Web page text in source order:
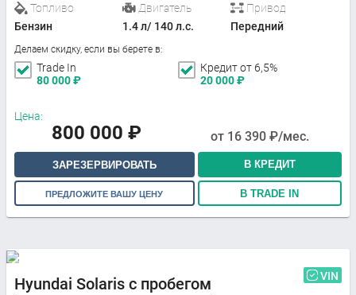
Топливо
Бензин
Двигатель
1.4 л/ 140 л.с.
Привод
Передний
Делаем скидку, если вы берете в:
Trade In
80 000₽
Кредит от 6,5%
20 000₽
Цена:
800 000 ₽ от 16 390 ₽/мес.
ЗАРЕЗЕРВИРОВАТЬ В КРЕДИТ
ПРЕДЛОЖИТЕ ВАШУ ЦЕНУ В TRADE IN
Hyundai Solaris с пробегом VIN